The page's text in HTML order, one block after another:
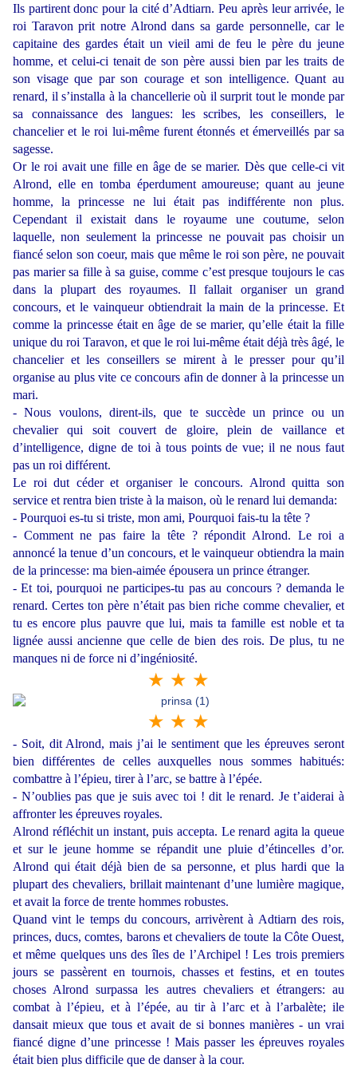
Ils partirent donc pour la cité d’Adtiarn. Peu après leur arrivée, le
roi Taravon prit notre Alrond dans sa garde personnelle, car le
capitaine des gardes était un vieil ami de feu le père du jeune
homme, et celui-ci tenait de son père aussi bien par les traits de
son visage que par son courage et son intelligence. Quant au
renard, il s’installa à la chancellerie où il surprit tout le monde par
sa connaissance des langues: les scribes, les conseillers, le
chancelier et le roi lui-même furent étonnés et émerveillés par sa
sagesse.
Or le roi avait une fille en âge de se marier. Dès que celle-ci vit
Alrond, elle en tomba éperdument amoureuse; quant au jeune
homme, la princesse ne lui était pas indifférente non plus.
Cependant il existait dans le royaume une coutume, selon
laquelle, non seulement la princesse ne pouvait pas choisir un
fiancé selon son coeur, mais que même le roi son père, ne pouvait
pas marier sa fille à sa guise, comme c’est presque toujours le cas
dans la plupart des royaumes. Il fallait organiser un grand
concours, et le vainqueur obtiendrait la main de la princesse. Et
comme la princesse était en âge de se marier, qu’elle était la fille
unique du roi Taravon, et que le roi lui-même était déjà très âgé, le
chancelier et les conseillers se mirent à le presser pour qu’il
organise au plus vite ce concours afin de donner à la princesse un
mari.
- Nous voulons, dirent-ils, que te succède un prince ou un
chevalier qui soit couvert de gloire, plein de vaillance et
d’intelligence, digne de toi à tous points de vue; il ne nous faut
pas un roi différent.
Le roi dut céder et organiser le concours. Alrond quitta son
service et rentra bien triste à la maison, où le renard lui demanda:
- Pourquoi es-tu si triste, mon ami, Pourquoi fais-tu la tête ?
- Comment ne pas faire la tête ? répondit Alrond. Le roi a
annoncé la tenue d’un concours, et le vainqueur obtiendra la main
de la princesse: ma bien-aimée épousera un prince étranger.
- Et toi, pourquoi ne participes-tu pas au concours ? demanda le
renard. Certes ton père n’était pas bien riche comme chevalier, et
tu es encore plus pauvre que lui, mais ta famille est noble et ta
lignée aussi ancienne que celle de bien des rois. De plus, tu ne
manques ni de force ni d’ingéniosité.
★ ★ ★
★ ★ ★
- Soit, dit Alrond, mais j’ai le sentiment que les épreuves seront
bien différentes de celles auxquelles nous sommes habitués:
combattre à l’épieu, tirer à l’arc, se battre à l’épée.
- N’oublies pas que je suis avec toi ! dit le renard. Je t’aiderai à
affronter les épreuves royales.
Alrond réfléchit un instant, puis accepta. Le renard agita la queue
et sur le jeune homme se répandit une pluie d’étincelles d’or.
Alrond qui était déjà bien de sa personne, et plus hardi que la
plupart des chevaliers, brillait maintenant d’une lumière magique,
et avait la force de trente hommes robustes.
Quand vint le temps du concours, arrivèrent à Adtiarn des rois,
princes, ducs, comtes, barons et chevaliers de toute la Côte Ouest,
et même quelques uns des îles de l’Archipel ! Les trois premiers
jours se passèrent en tournois, chasses et festins, et en toutes
choses Alrond surpassa les autres chevaliers et étrangers: au
combat à l’épieu, et à l’épée, au tir à l’arc et à l’arbalète; ile
dansait mieux que tous et avait de si bonnes manières - un vrai
fiancé digne d’une princesse ! Mais passer les épreuves royales
était bien plus difficile que de danser à la cour.